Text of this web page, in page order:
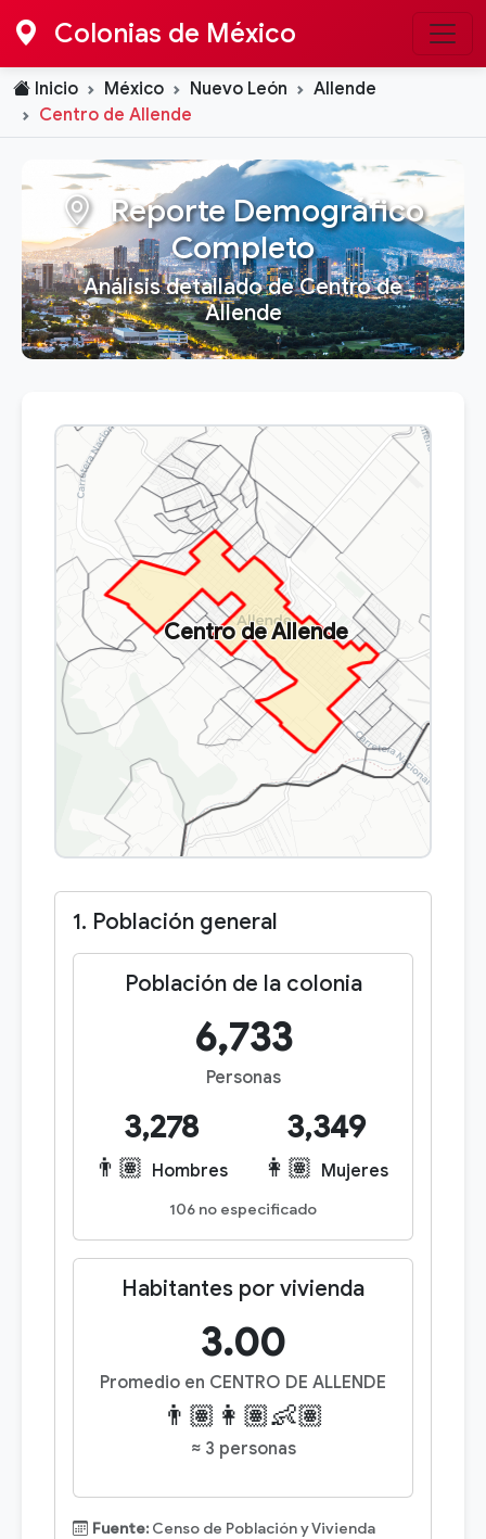
Colonias de México
Inicio México Nuevo León
Allende
Centro de Allende
Reporte Demográfico
Completo
Análisis detallado de Centro de
Allende
Centro de Allende
1. Población general
Población de la colonia
6,733
Personas
3,278
👨🏽 Hombres
3,349
👩🏽 Mujeres
106 no especificado
Habitantes por vivienda
3.00
Promedio en CENTRO DE ALLENDE
👨🏽👩🏽👶🏽
≈ 3 personas
Fuente: Censo de Población y Vivienda